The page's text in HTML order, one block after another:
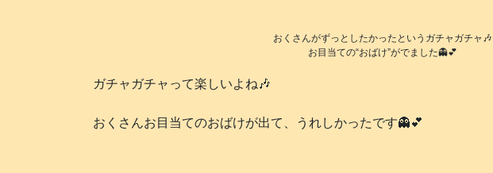
おくさんがずっとしたかったというガチャガチャ🎶
お目当ての“おばけ”がでました👻💕
ガチャガチャって楽しいよね🎶
おくさんお目当てのおばけが出て、うれしかったです👻💕